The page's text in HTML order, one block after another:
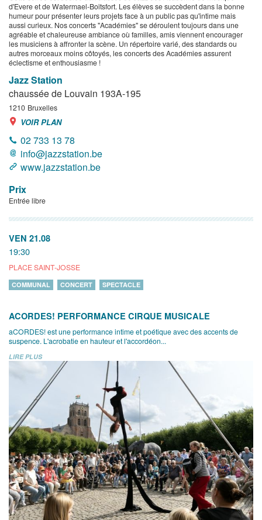
d'Evere et de Watermael-Boitsfort. Les élèves se succèdent dans la bonne
humeur pour présenter leurs projets face à un public pas qu'intime mais
aussi curieux. Nos concerts "Académies" se déroulent toujours dans une
agréable et chaleureuse ambiance où familles, amis viennent encourager
les musiciens à affronter la scène. Un répertoire varié, des standards ou
autres morceaux moins côtoyés, les concerts des Académies assurent
éclectisme et enthousiasme !
Jazz Station
chaussée de Louvain 193A-195
1210 Bruxelles
VOIR PLAN
02 733 13 78
info@jazzstation.be
www.jazzstation.be
Prix
Entrée libre
VEN 21.08
19:30
PLACE SAINT-JOSSE
COMMUNAL CONCERT SPECTACLE
ACORDES! PERFORMANCE CIRQUE MUSICALE
aCORDES! est une performance intime et poétique avec des accents de
suspence. L'acrobatie en hauteur et l'accordéon...
LIRE PLUS